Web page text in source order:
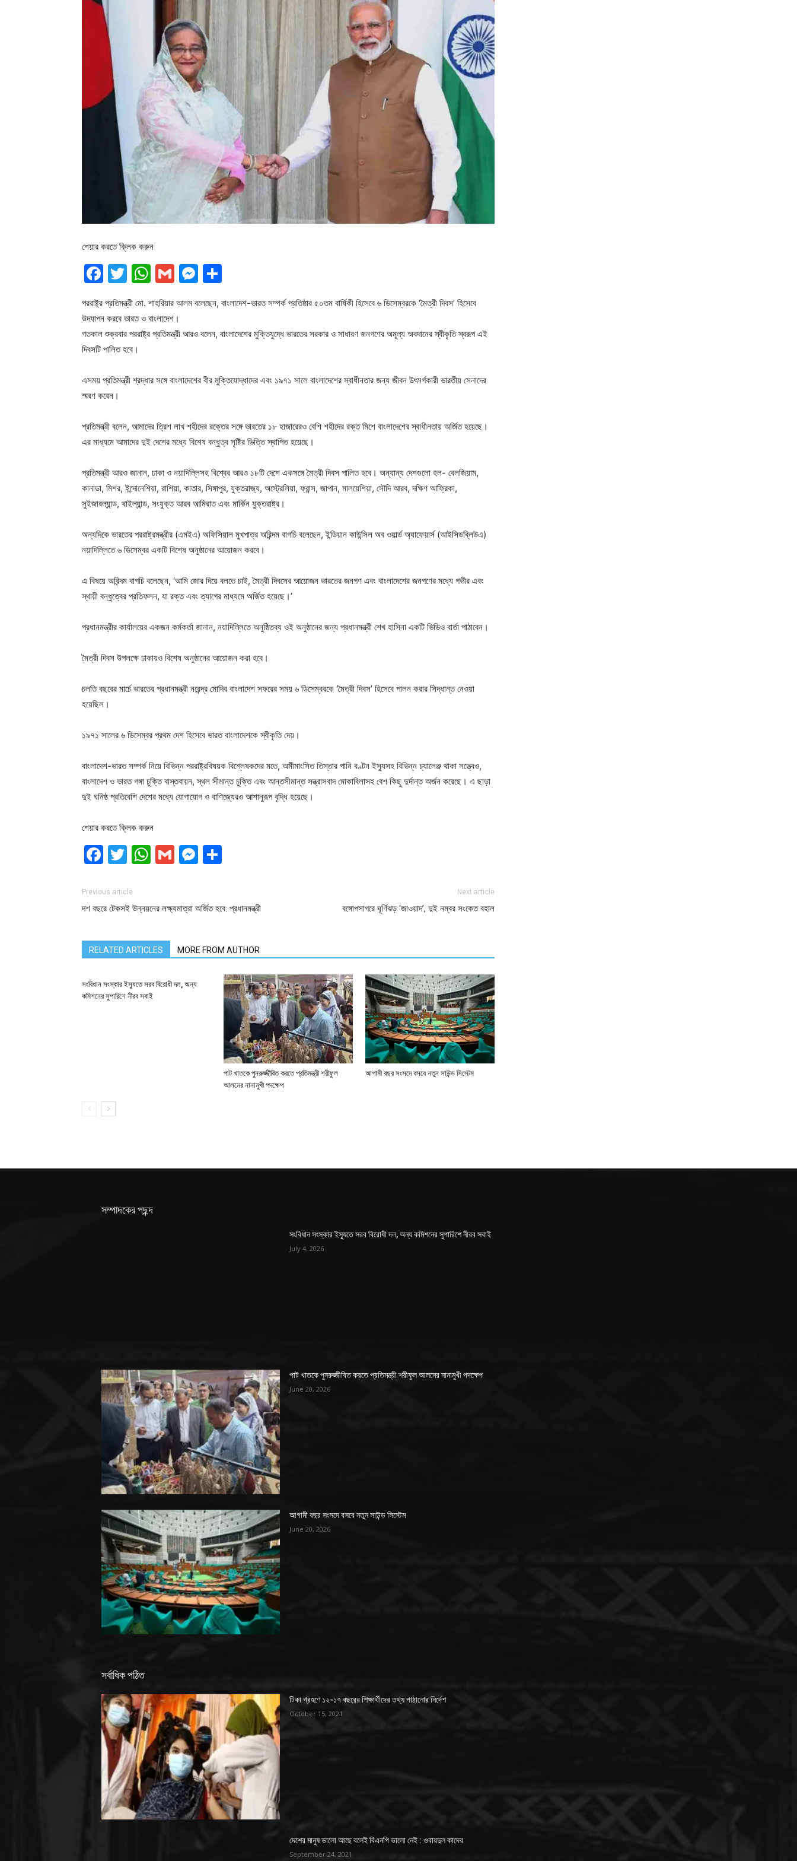
শেয়ার করতে ক্লিক করুন
Facebook
Twitter
WhatsApp
GmailMessenger
পররাষ্ট্র প্রতিমন্ত্রী মো. শাহরিয়ার আলম বলেছেন, বাংলাদেশ-ভারত সম্পর্ক প্রতিষ্ঠার ৫০তম বার্ষিকী হিসেবে ৬ ডিসেম্বরকে ‘মৈত্রী দিবস’ হিসেবে
উদযাপন করবে ভারত ও বাংলাদেশ।
গতকাল শুক্রবার পররাষ্ট্র প্রতিমন্ত্রী আরও বলেন, বাংলাদেশের মুক্তিযুদ্ধে ভারতের সরকার ও সাধারণ জনগণের অমূল্য অবদানের স্বীকৃতি স্বরূপ এই
দিবসটি পালিত হবে।
এসময় প্রতিমন্ত্রী শ্রদ্ধার সঙ্গে বাংলাদেশের বীর মুক্তিযোদ্ধাদের এবং ১৯৭১ সালে বাংলাদেশের স্বাধীনতার জন্য জীবন উৎসর্গকারী ভারতীয় সেনাদের
স্মরণ করেন।
প্রতিমন্ত্রী বলেন, আমাদের ত্রিশ লাখ শহীদের রক্তের সঙ্গে ভারতের ১৮ হাজারেরও বেশি শহীদের রক্ত মিশে বাংলাদেশের স্বাধীনতায় অর্জিত হয়েছে।
এর মাধ্যমে আমাদের দুই দেশের মধ্যে বিশেষ বন্ধুত্ব সৃষ্টির ভিত্তি স্থাপিত হয়েছে।
প্রতিমন্ত্রী আরও জানান, ঢাকা ও নয়াদিল্লিসহ বিশ্বের আরও ১৮টি দেশে একসঙ্গে মৈত্রী দিবস পালিত হবে। অন্যান্য দেশগুলো হল- বেলজিয়াম,
কানাডা, মিশর, ইন্দোনেশিয়া, রাশিয়া, কাতার, সিঙ্গাপুর, যুক্তরাজ্য, অস্ট্রেলিয়া, ফ্রান্স, জাপান, মালয়েশিয়া, সৌদি আরব, দক্ষিণ আফ্রিকা,
সুইজারল্যান্ড, থাইল্যান্ড, সংযুক্ত আরব আমিরাত এবং মার্কিন যুক্তরাষ্ট্র।
অন্যদিকে ভারতের পররাষ্ট্রমন্ত্রীর (এমইএ) অফিসিয়াল মুখপাত্র অরিন্দম বাগচি বলেছেন, ইন্ডিয়ান কাউন্সিল অব ওয়ার্ল্ড অ্যাফেয়ার্স (আইসিডব্লিউএ)
নয়াদিল্লিতে ৬ ডিসেম্বর একটি বিশেষ অনুষ্ঠানের আয়োজন করবে।
এ বিষয়ে অরিন্দম বাগচি বলেছেন, ‘আমি জোর দিয়ে বলতে চাই, মৈত্রী দিবসের আয়োজন ভারতের জনগণ এবং বাংলাদেশের জনগণের মধ্যে গভীর এবং
স্থায়ী বন্ধুত্বের প্রতিফলন, যা রক্ত এবং ত্যাগের মাধ্যমে অর্জিত হয়েছে।’
প্রধানমন্ত্রীর কার্যালয়ের একজন কর্মকর্তা জানান, নয়াদিল্লিতে অনুষ্ঠিতব্য ওই অনুষ্ঠানের জন্য প্রধানমন্ত্রী শেখ হাসিনা একটি ভিডিও বার্তা পাঠাবেন।
মৈত্রী দিবস উপলক্ষে ঢাকায়ও বিশেষ অনুষ্ঠানের আয়োজন করা হবে।
চলতি বছরের মার্চে ভারতের প্রধানমন্ত্রী নরেন্দ্র মোদির বাংলাদেশ সফরের সময় ৬ ডিসেম্বরকে ‘মৈত্রী দিবস’ হিসেবে পালন করার সিদ্ধান্ত নেওয়া
হয়েছিল।
১৯৭১ সালের ৬ ডিসেম্বর প্রথম দেশ হিসেবে ভারত বাংলাদেশকে স্বীকৃতি দেয়।
বাংলাদেশ-ভারত সম্পর্ক নিয়ে বিভিন্ন পররাষ্ট্রবিষয়ক বিশ্লেষকদের মতে, অমীমাংসিত তিস্তার পানি বণ্টন ইস্যুসহ বিভিন্ন চ্যালেঞ্জ থাকা সত্ত্বেও,
বাংলাদেশ ও ভারত গঙ্গা চুক্তি বাস্তবায়ন, স্থল সীমান্ত চুক্তি এবং আন্তসীমান্ত সন্ত্রাসবাদ মোকাবিলাসহ বেশ কিছু দুর্দান্ত অর্জন করেছে। এ ছাড়া
দুই ঘনিষ্ঠ প্রতিবেশি দেশের মধ্যে যোগাযোগ ও বাণিজ্যেরও আশানুরূপ বৃদ্ধি হয়েছে।
শেয়ার করতে ক্লিক করুন
Facebook
Twitter
WhatsApp
GmailMessenger
Previous article
দশ বছরে টেকসই উন্নয়নের লক্ষ্যমাত্রা অর্জিত হবে: প্রধানমন্ত্রী
Next article
বঙ্গোপসাগরে ঘূর্ণিঝড় ‘জাওয়াদ’, দুই নম্বর সংকেত বহাল
RELATED ARTICLES MORE FROM AUTHOR
সংবিধান সংস্কার ইস্যুতে সরব বিরোধী দল, অন্য
কমিশনের সুপারিশে নীরব সবাই
পাট খাতকে পুনরুজ্জীবিত করতে প্রতিমন্ত্রী শরীফুল
আলমের নানামুখী পদক্ষেপ
আগামী বছর সংসদে বসবে নতুন সাউন্ড সিস্টেম
সম্পাদকের পছন্দ
সংবিধান সংস্কার ইস্যুতে সরব বিরোধী দল, অন্য কমিশনের সুপারিশে নীরব সবাই
July 4, 2026
পাট খাতকে পুনরুজ্জীবিত করতে প্রতিমন্ত্রী শরীফুল আলমের নানামুখী পদক্ষেপ
June 20, 2026
আগামী বছর সংসদে বসবে নতুন সাউন্ড সিস্টেম
June 20, 2026
সর্বাধিক পঠিত
টিকা গ্রহণে ১২-১৭ বছরের শিক্ষার্থীদের তথ্য পাঠানোর নির্দেশ
October 15, 2021
দেশের মানুষ ভালো আছে বলেই বিএনপি ভালো নেই : ওবায়দুল কাদের
September 24, 2021